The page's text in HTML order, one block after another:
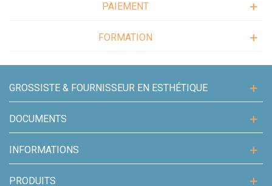
PAIEMENT
FORMATION
GROSSISTE & FOURNISSEUR EN ESTHÉTIQUE
DOCUMENTS
INFORMATIONS
PRODUITS